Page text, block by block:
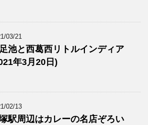
03/21
池と西葛西リトルインディア
年3月20日)
02/13
駅周辺はカレーの名店ぞろい